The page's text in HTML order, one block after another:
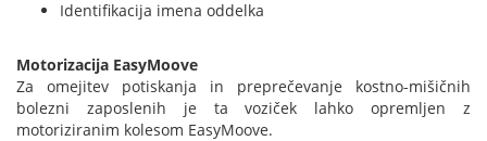
Identifikacija imena oddelka
Motorizacija EasyMoove
Za omejitev potiskanja in preprečevanje kostno-mišičnih
bolezni zaposlenih je ta voziček lahko opremljen z
motoriziranim kolesom EasyMoove.